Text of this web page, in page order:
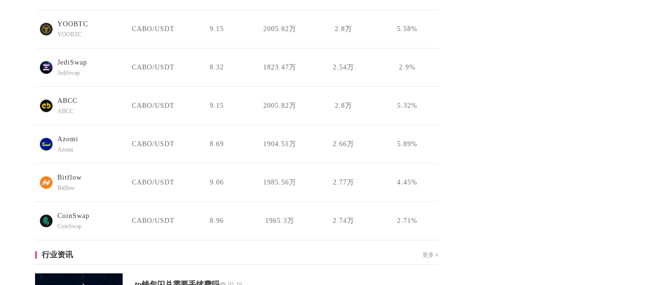
YOOBTC
YOOBTC
CABO/USDT 9.15 2005.82万 2.8万 5.58%
JediSwap
JediSwap
CABO/USDT 8.32 1823.47万 2.54万 2.9%
ABCC
ABCC
CABO/USDT 9.15 2005.82万 2.8万 5.32%
Azomi
Azomi
CABO/USDT 8.69 1904.51万 2.66万 5.89%
Bitflow
Bitflow
CABO/USDT 9.06 1985.56万 2.77万 4.45%
CoinSwap
CoinSwap
CABO/USDT 8.96 1965.3万 2.74万 2.71%
行业资讯 更多